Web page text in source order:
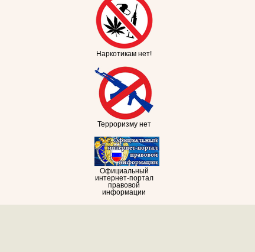
Наркотикам нет!
Терроризму нет
Официальный
интернет-портал
правовой
информации